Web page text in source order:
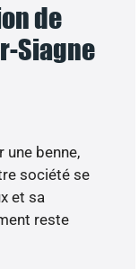
de
Siagne
une benne,
société se
et sa
reste